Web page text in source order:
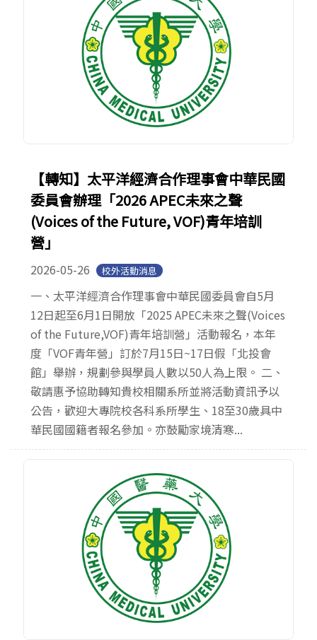
【轉知】太平洋經濟合作理事會中華民國
委員會辦理「2026 APEC未來之聲
(Voices of the Future, VOF)青年培訓
營」
2026-05-26 校外活動消息
一、太平洋經濟合作理事會中華民國委員會自5月
12日起至6月1日開放「2025 APEC未來之聲(Voices
of the Future,VOF)青年培訓營」活動報名，本年
度「VOF青年營」訂於7月15日~17日假「北投會
館」舉辦，規劃參與學員人數以50人為上限。 二、
敬請惠予協助轉知貴校相關系所並將活動資訊予以
公告，歡迎大專院校各科系所學生、18至30歲具中
華民國國籍者報名參加。亦鼓勵家境清寒...